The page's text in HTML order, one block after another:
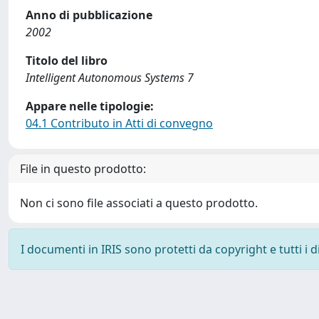
Anno di pubblicazione
2002
Titolo del libro
Intelligent Autonomous Systems 7
Appare nelle tipologie:
04.1 Contributo in Atti di convegno
File in questo prodotto:
Non ci sono file associati a questo prodotto.
I documenti in IRIS sono protetti da copyright e tutti i